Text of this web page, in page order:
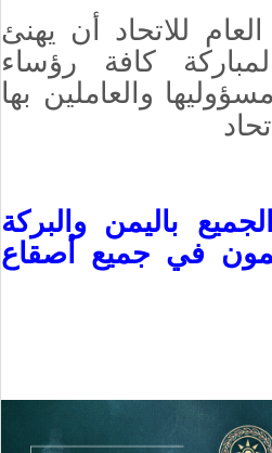
للاتحاد أن يهنئ
كافة رؤساء
والعاملين بها
باليمن والبركة
في جميع أصقاع